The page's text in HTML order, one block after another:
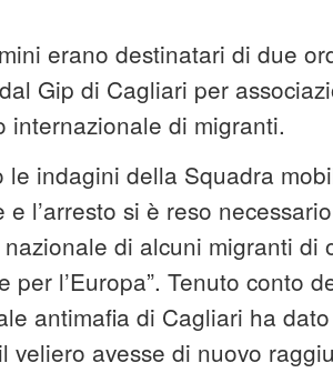
erano destinatari di due
Gip di Cagliari per
internazionale di migranti.
le indagini della Squadra
e l’arresto si è reso
di alcuni migranti di
per l’Europa”. Tenuto conto
antimafia di Cagliari ha
veliero avesse di nuovo